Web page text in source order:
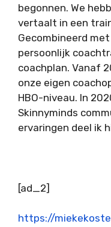
begonnen. We
vertaalt in een
Gecombineerd
persoonlijk
coachplan. Vanaf
onze eigen
HBO-niveau. In
Skinnyminds
ervaringen deel ik
[ad_2]
https://